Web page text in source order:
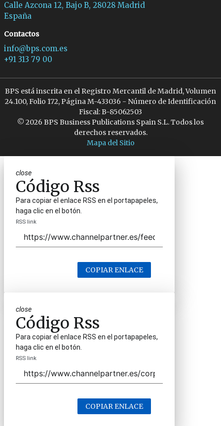
Calle Azcona 12, Bajo B, 28028 Madrid
España
Contactos
info@bps.com.es
+91 313 79 00
BPS está inscrita en el Registro Mercantil de Madrid, Volumen
24.100, Folio 172, Página M-433036 - Número de Identificación
Fiscal: B-85062503
© 2026 BPS Business Publications Spain S.L. Todos los
derechos reservados.
Mapa del Sitio
close
Código Rss
Para copiar el enlace RSS en el portapapeles,
haga clic en el botón.
RSS link
COPIAR ENLACE
close
Código Rss
Para copiar el enlace RSS en el portapapeles,
haga clic en el botón.
RSS link
COPIAR ENLACE